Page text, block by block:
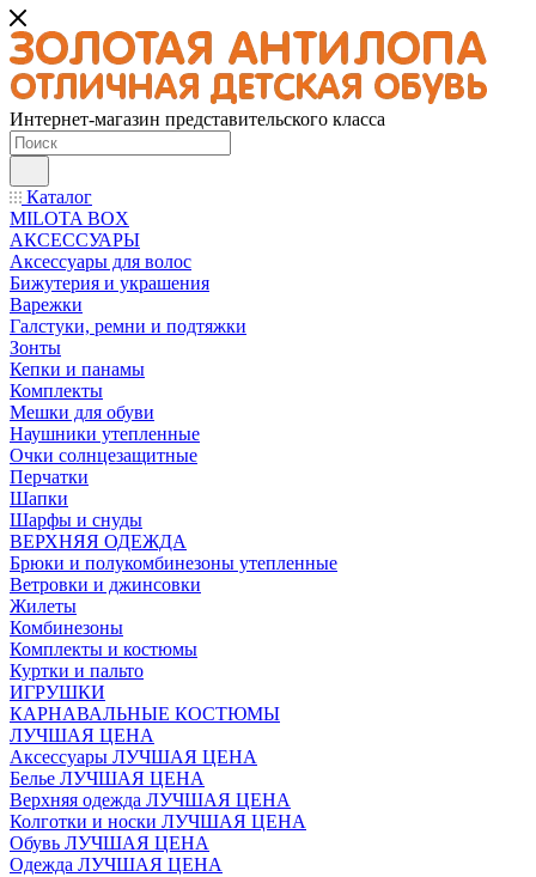
Интернет-магазин представительского класса
Каталог
MILOTA BOX
АКСЕССУАРЫ
Аксессуары для волос
Бижутерия и украшения
Варежки
Галстуки, ремни и подтяжки
Зонты
Кепки и панамы
Комплекты
Мешки для обуви
Наушники утепленные
Очки солнцезащитные
Перчатки
Шапки
Шарфы и снуды
ВЕРХНЯЯ ОДЕЖДА
Брюки и полукомбинезоны утепленные
Ветровки и джинсовки
Жилеты
Комбинезоны
Комплекты и костюмы
Куртки и пальто
ИГРУШКИ
КАРНАВАЛЬНЫЕ КОСТЮМЫ
ЛУЧШАЯ ЦЕНА
Аксессуары ЛУЧШАЯ ЦЕНА
Белье ЛУЧШАЯ ЦЕНА
Верхняя одежда ЛУЧШАЯ ЦЕНА
Колготки и носки ЛУЧШАЯ ЦЕНА
Обувь ЛУЧШАЯ ЦЕНА
Одежда ЛУЧШАЯ ЦЕНА